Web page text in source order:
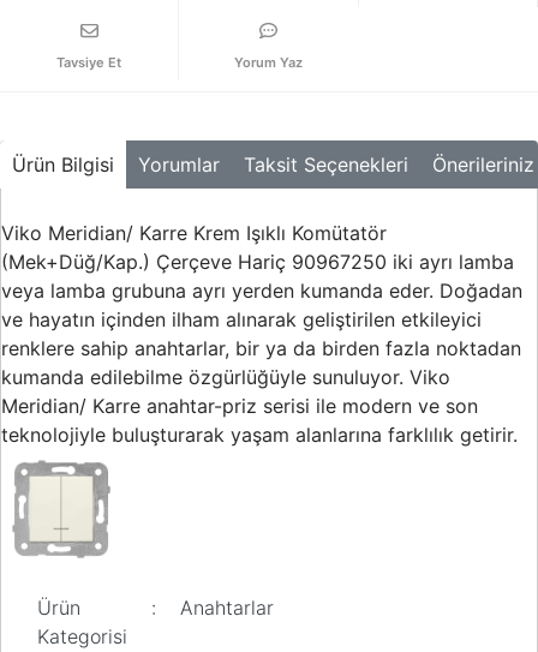
Tavsiye Et Yorum Yaz
Ürün Bilgisi Yorumlar Taksit Seçenekleri Önerileriniz
Viko Meridian/ Karre Krem Işıklı Komütatör
(Mek+Düğ/Kap.) Çerçeve Hariç 90967250 iki ayrı lamba
veya lamba grubuna ayrı yerden kumanda eder. Doğadan
ve hayatın içinden ilham alınarak geliştirilen etkileyici
renklere sahip anahtarlar, bir ya da birden fazla noktadan
kumanda edilebilme özgürlüğüyle sunuluyor. Viko
Meridian/ Karre anahtar-priz serisi ile modern ve son
teknolojiyle buluşturarak yaşam alanlarına farklılık getirir.
Ürün
Kategorisi
: Anahtarlar